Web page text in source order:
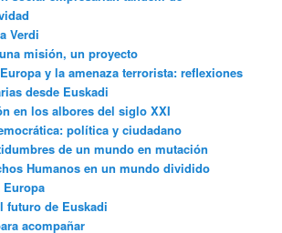
Verdi
misión, un proyecto
y la amenaza terrorista: reflexiones
desde Euskadi
en los albores del siglo XXI
política y ciudadano
de un mundo en mutación
Humanos en un mundo dividido
Europa
futuro de Euskadi
acompañar